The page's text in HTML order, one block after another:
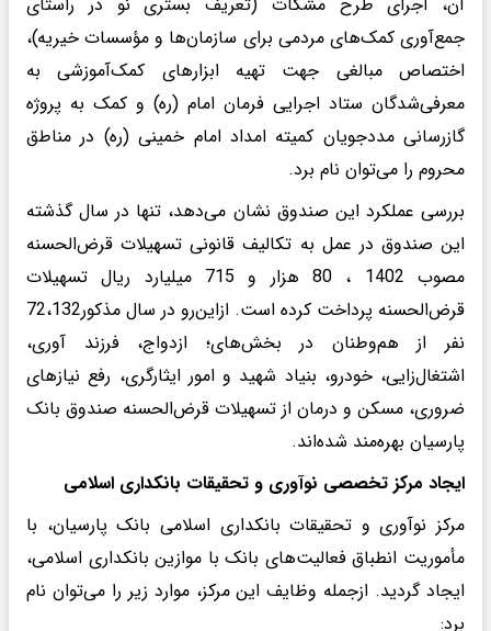
جمع‌آوری کمک‌های مردمی برای سازمان‌ها و مؤسسات خیریه)،
اختصاص مبالغی جهت تهیه ابزارهای کمک‌آموزشی به
معرفی‌شدگان ستاد اجرایی فرمان امام (ره) و کمک به پروژه
گازرسانی مددجویان کمیته امداد امام خمینی (ره) در مناطق
محروم را می‌توان نام برد.
بررسی عملکرد این صندوق نشان می‌دهد، تنها در سال گذشته
این صندوق در عمل به تکالیف قانونی تسهیلات قرض‌الحسنه
مصوب 1402 ، 80 هزار و 715 میلیارد ریال تسهیلات
قرض‌الحسنه پرداخت کرده است. ازاین‌رو در سال مذکور72،132
نفر از هم‌وطنان در بخش‌های؛ ازدواج، فرزند آوری،
اشتغال‌زایی، خودرو، بنیاد شهید و امور ایثارگری، رفع نیازهای
ضروری، مسکن و درمان از تسهیلات قرض‌الحسنه صندوق بانک
پارسیان بهره‌مند شده‌اند.
ایجاد مرکز تخصصی نوآوری و تحقیقات بانکداری اسلامی
مرکز نوآوری و تحقیقات بانکداری اسلامی بانک پارسیان، با
مأموریت انطباق فعالیت‌های بانک با موازین بانکداری اسلامی،
ایجاد گردید. ازجمله وظایف این مرکز، موارد زیر را می‌توان نام
برد: